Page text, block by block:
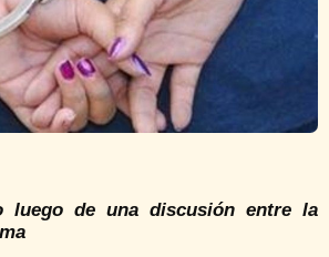
luego de una discusión entre la